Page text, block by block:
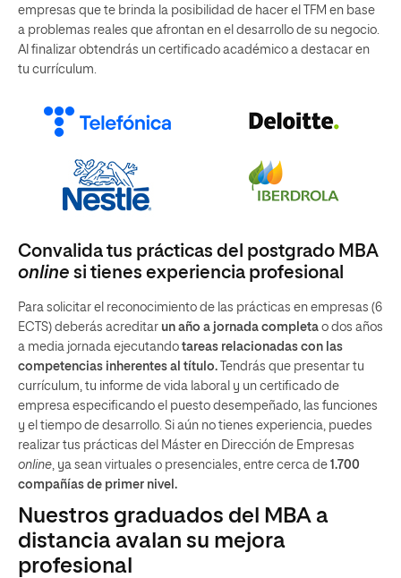
empresas que te brinda la posibilidad de hacer el TFM en base
a problemas reales que afrontan en el desarrollo de su negocio.
Al finalizar obtendrás un certificado académico a destacar en
tu currículum.
Convalida tus prácticas del postgrado MBA
online si tienes experiencia profesional
Para solicitar el reconocimiento de las prácticas en empresas (6
ECTS) deberás acreditar un año a jornada completa o dos años
a media jornada ejecutando tareas relacionadas con las
competencias inherentes al título. Tendrás que presentar tu
currículum, tu informe de vida laboral y un certificado de
empresa especificando el puesto desempeñado, las funciones
y el tiempo de desarrollo. Si aún no tienes experiencia, puedes
realizar tus prácticas del Máster en Dirección de Empresas
online, ya sean virtuales o presenciales, entre cerca de 1.700
compañías de primer nivel.
Nuestros graduados del MBA a
distancia avalan su mejora
profesional